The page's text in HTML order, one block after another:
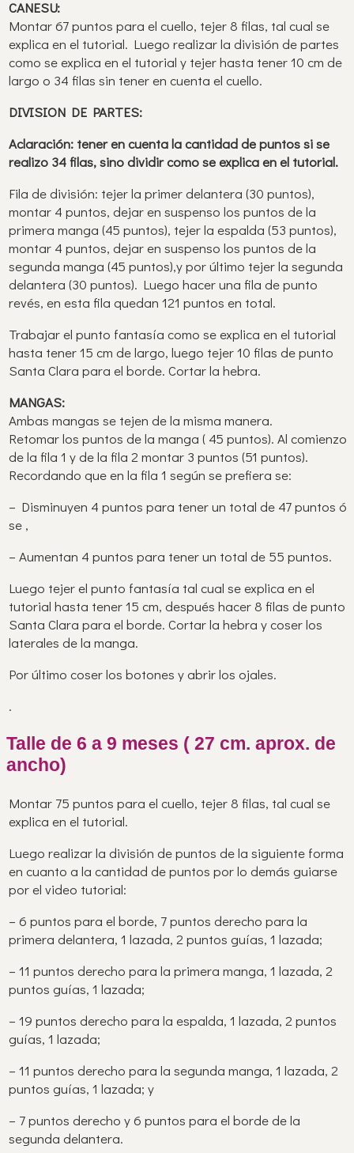
CANESU:
Montar 67 puntos para el cuello, tejer 8 filas, tal cual se
explica en el tutorial. Luego realizar la división de partes
como se explica en el tutorial y tejer hasta tener 10 cm de
largo o 34 filas sin tener en cuenta el cuello.
DIVISION DE PARTES:
Aclaración: tener en cuenta la cantidad de puntos si se
realizo 34 filas, sino dividir como se explica en el tutorial.
Fila de división: tejer la primer delantera (30 puntos),
montar 4 puntos, dejar en suspenso los puntos de la
primera manga (45 puntos), tejer la espalda (53 puntos),
montar 4 puntos, dejar en suspenso los puntos de la
segunda manga (45 puntos),y por último tejer la segunda
delantera (30 puntos). Luego hacer una fila de punto
revés, en esta fila quedan 121 puntos en total.
Trabajar el punto fantasía como se explica en el tutorial
hasta tener 15 cm de largo, luego tejer 10 filas de punto
Santa Clara para el borde. Cortar la hebra.
MANGAS:
Ambas mangas se tejen de la misma manera.
Retomar los puntos de la manga ( 45 puntos). Al comienzo
de la fila 1 y de la fila 2 montar 3 puntos (51 puntos).
Recordando que en la fila 1 según se prefiera se:
– Disminuyen 4 puntos para tener un total de 47 puntos ó
se ,
– Aumentan 4 puntos para tener un total de 55 puntos.
Luego tejer el punto fantasía tal cual se explica en el
tutorial hasta tener 15 cm, después hacer 8 filas de punto
Santa Clara para el borde. Cortar la hebra y coser los
laterales de la manga.
Por último coser los botones y abrir los ojales.
.
Talle de 6 a 9 meses ( 27 cm. aprox. de
ancho)
Montar 75 puntos para el cuello, tejer 8 filas, tal cual se
explica en el tutorial.
Luego realizar la división de puntos de la siguiente forma
en cuanto a la cantidad de puntos por lo demás guiarse
por el video tutorial:
– 6 puntos para el borde, 7 puntos derecho para la
primera delantera, 1 lazada, 2 puntos guías, 1 lazada;
– 11 puntos derecho para la primera manga, 1 lazada, 2
puntos guías, 1 lazada;
– 19 puntos derecho para la espalda, 1 lazada, 2 puntos
guías, 1 lazada;
– 11 puntos derecho para la segunda manga, 1 lazada, 2
puntos guías, 1 lazada; y
– 7 puntos derecho y 6 puntos para el borde de la
segunda delantera.